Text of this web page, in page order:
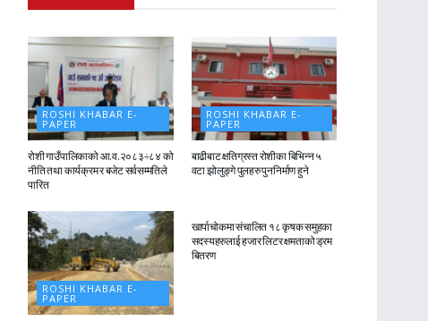
ROSHI KHABAR E-
PAPER
रोशी गाउँपालिकाको आ.व.२०८३÷८४ को
नीति तथा कार्यक्रम र बजेट सर्वसम्मतिले
पारित
ROSHI KHABAR E-
PAPER
बाढीबाट क्षतिग्रस्त रोशीका बिभिन्न ५
वटा झोलुङ्गे पुलहरु पुननिर्माण हुने
ROSHI KHABAR E-
PAPER
खार्पाचोकमा संचालित १८ कृषक समुहका
सदस्यहरुलाई हजार लिटर क्षमताको ड्रम
बितरण